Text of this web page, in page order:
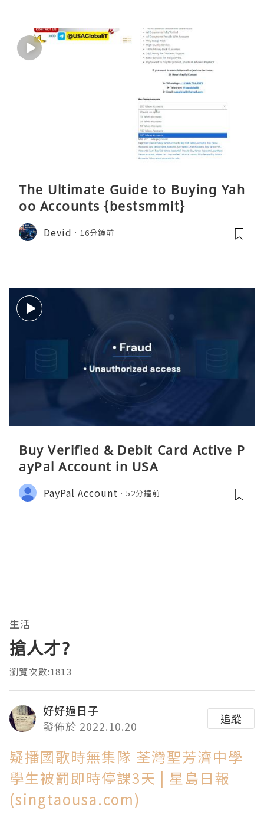
The Ultimate Guide to Buying Yah
oo Accounts {bestsmmit}
Devid 16分鐘前
Buy Verified & Debit Card Active P
ayPal Account in USA
PayPal Account 52分鐘前
生活
搶人才?
瀏覽次數:1813
好好過日子
發佈於 2022.10.20
追蹤
疑播國歌時無集隊 荃灣聖芳濟中學
學生被罰即時停課3天 | 星島日報
(singtaousa.com)